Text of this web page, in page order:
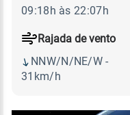
Rajada de vento
NNW/N/NE/W -
31km/h
09:18h às 22:07h